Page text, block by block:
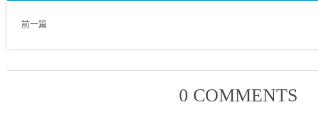
前一篇
0 COMMENTS